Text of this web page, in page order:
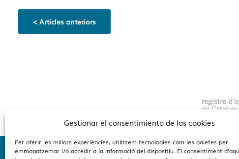
Gestionar el consentimiento de las cookies
Per oferir les millors experiències, utilitzem tecnologies com les galetes per
emmagatzemar i/o accedir a la informació del dispositiu. El consentiment
< Articles anteriors